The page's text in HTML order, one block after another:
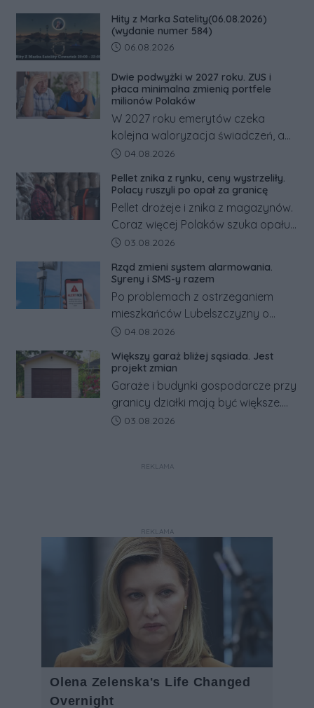
odwrócić nawet natychmiastowe
działania służb ratunkowych.
Hity z Marka Satelity(06.08.2026)
(wydanie numer 584)
Data dodania artykułu:
06.08.2026
Dwie podwyżki w 2027 roku. ZUS i
płaca minimalna zmienią portfele
milionów Polaków
W 2027 roku emerytów czeka
kolejna waloryzacja świadczeń, a
pracowników podwyżka płacy
tym zmianom zyskają.
Data dodania artykułu:
04.08.2026
Pellet znika z rynku, ceny wystrzeliły.
Polacy ruszyli po opał za granicę
Pellet drożeje i znika z magazynów.
Coraz więcej Polaków szuka opału
za granicą, gdzie bywa nawet
Co się dzieje?
Data dodania artykułu:
03.08.2026
Rząd zmieni system alarmowania.
Syreny i SMS-y razem
Po problemach z ostrzeganiem
mieszkańców Lubelszczyzny o
rosyjskim zagrożeniu rząd
alarmowych, alertów RCB i aplikacji
w jeden system.
Data dodania artykułu:
04.08.2026
Większy garaż bliżej sąsiada. Jest
projekt zmian
Garaże i budynki gospodarcze przy
granicy działki mają być większe.
Projekt zaostrza też zasady
Data dodania artykułu:
03.08.2026
REKLAMA
REKLAMA